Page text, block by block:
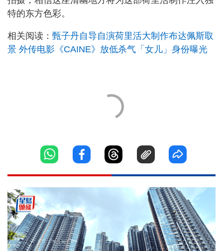
特的东方色彩。
相关阅读： 甄子丹自导自演荷里活大制作布达佩斯取
景 外传电影《CAINE》放低杀气「女儿」身份曝光